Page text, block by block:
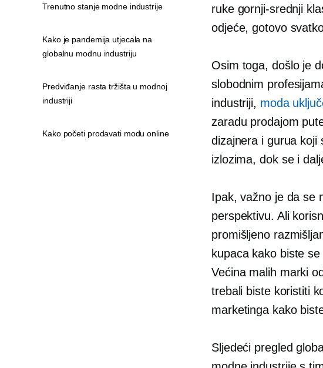
ruke gornji-srednji
odjeće, gotovo
Osim toga, došlo je
slobodnim
industriji, moda
zaradu prodajom
dizajnera i gurua koji
izlozima, dok se i
Ipak, važno je da se
perspektivu. Ali
promišljeno
kupaca kako biste
Većina malih marki
trebali biste koristiti
marketinga kako
Sljedeći pregled
Trenutno stanje modne industrije
Kako je pandemija utjecala na
globalnu modnu industriju
Predviđanje rasta tržišta u modnoj
industriji
Kako početi prodavati modu online